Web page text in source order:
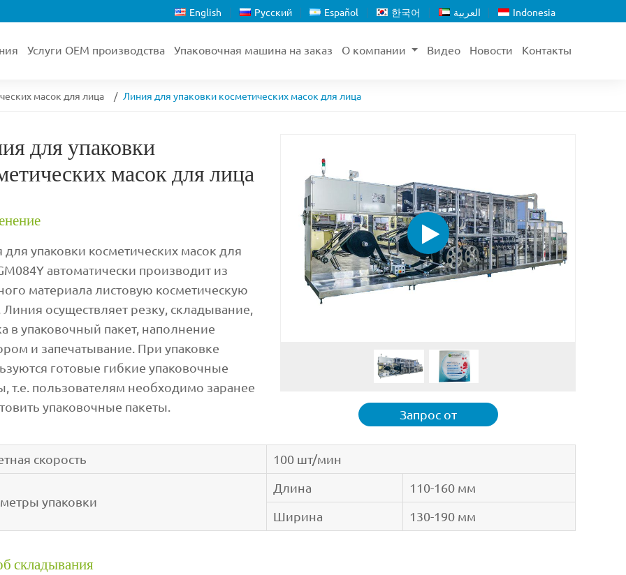
English Русский Español 한국어 العربية Indonesia
Услуги OEM производства Упаковочная машина на заказ О компании Видео Новости Контакты
масок для лица Линия для упаковки косметических масок для лица
Запрос от
для упаковки
масок для лица
упаковки косметических масок для
автоматически производит из
материала листовую косметическую
Линия осуществляет резку, складывание,
в упаковочный пакет, наполнение
и запечатывание. При упаковке
готовые гибкие упаковочные
т.е. пользователям необходимо заранее
упаковочные пакеты.
скорость 100 шт/мин
упаковки
Длина
110-160 мм
Ширина
130-190 мм
складывания